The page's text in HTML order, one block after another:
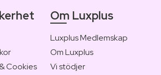
Cookies
Om Luxplus
Luxplus Medlemskap
Om Luxplus
Vi stödjer